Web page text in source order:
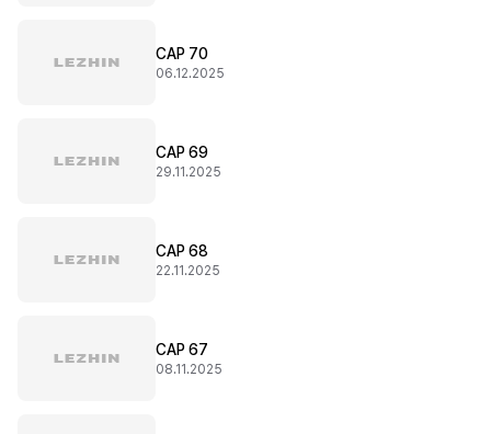
CAP 70
06.12.2025
CAP 69
29.11.2025
CAP 68
22.11.2025
CAP 67
08.11.2025